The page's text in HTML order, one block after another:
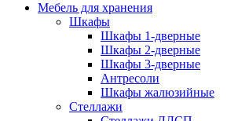
Мебель для хранения
Шкафы
Шкафы 1-дверные
Шкафы 2-дверные
Шкафы 3-дверные
Антресоли
Шкафы жалюзийные
Стеллажи